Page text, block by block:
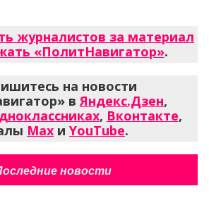
журналистов за материал
«ПолитНавигатор».
на новости
в Яндекс.Дзен,
, Вконтакте,
Max и YouTube.
новости